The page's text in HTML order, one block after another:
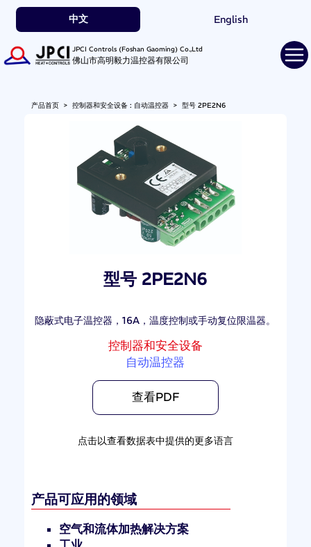
中文 English
JPCI Controls (Foshan Gaoming) Co.,Ltd
佛山市高明毅力温控器有限公司
产品首页> 控制器和安全设备 : 自动温控器> 型号 2PE2N6
型号 2PE2N6
隐蔽式电子温控器，16A，温度控制或手动复位限温器。
控制器和安全设备
自动温控器
查看PDF
点击以查看数据表中提供的更多语言
产品可应用的领域
空气和流体加热解决方案